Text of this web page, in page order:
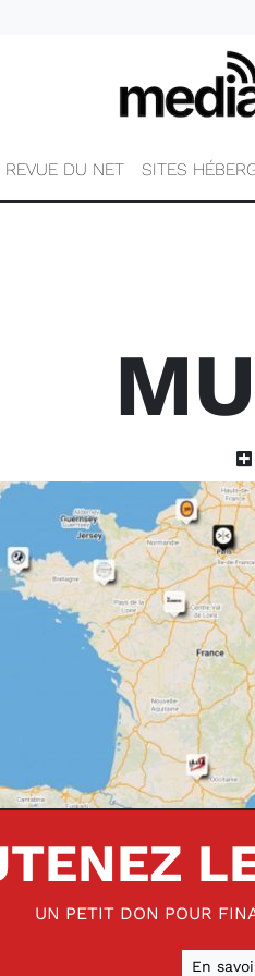
REVUE DU NET SITES
UN PETIT DON POUR
En